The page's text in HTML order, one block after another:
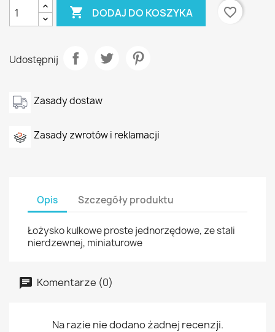
 DODAJ DO KOSZYKA favorite_border
Udostępnij
Zasady dostaw
Zasady zwrotów i reklamacji
Opis Szczegóły produktu
Łożysko kulkowe proste jednorzędowe, ze stali
nierdzewnej, miniaturowe
Komentarze (0)
Na razie nie dodano żadnej recenzji.